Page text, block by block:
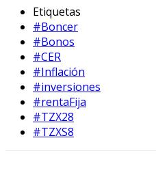
Etiquetas
#Boncer
#Bonos
#CER
#Inflación
#inversiones
#rentaFija
#TZX28
#TZXS8